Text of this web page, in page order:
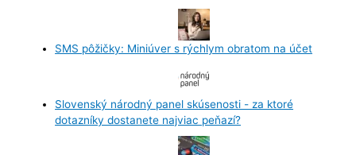
SMS pôžičky: Miniúver s rýchlym obratom na účet
Slovenský národný panel skúsenosti - za ktoré
dotazníky dostanete najviac peňazí?